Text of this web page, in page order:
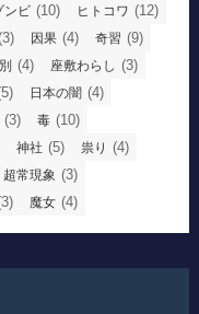
ンビ (10) ヒトコワ (12)
因果 (4) 奇習 (9)
(4) 座敷わらし (3)
日本の闇 (4)
(3) 毒 (10)
神社 (5) 祟り (4)
超常現象 (3)
魔女 (4)